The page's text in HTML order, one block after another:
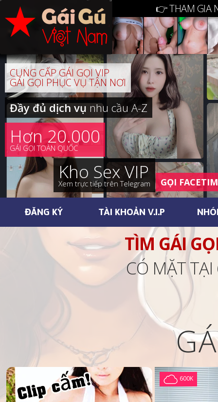
👉 THAM GIA
CUNG CẤP GÁI GỌI VIP
GÁI GỌI PHỤC VỤ TẬN NƠI
Đầy đủ dịch vụnhu cầu A-Z
Hơn 20.000
GÁI GỌI TOÀN QUỐC
Kho Sex VIP
Xem trực tiếp trên Telegram GỌI
ĐĂNG KÝ TÀI KHOẢN V.I.P
TÌM GÁI
CÓ MẶT
600K